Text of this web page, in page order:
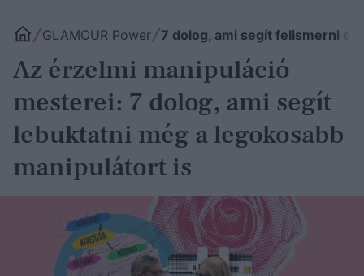
GLAMOUR Power 7 dolog, ami segít felismerni
Az érzelmi manipuláció
mesterei: 7 dolog, ami segít
lebuktatni még a legokosabb
manipulátort is